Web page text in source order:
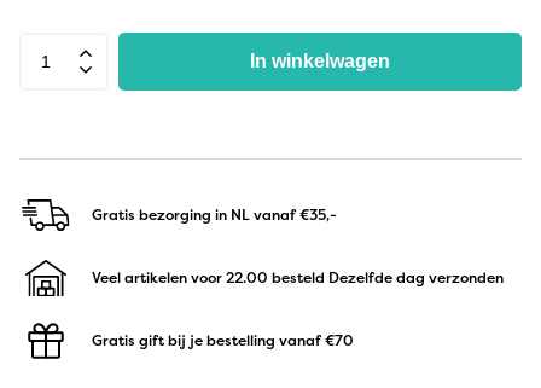
In winkelwagen
Gratis bezorging in NLvanaf €35,-
Veel artikelen voor 22.00 besteld Dezelfde dag verzonden
Gratis gift bij je bestelling vanaf €70